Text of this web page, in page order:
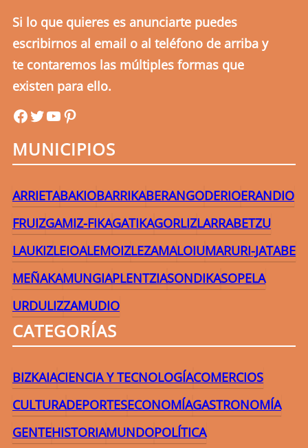
Si lo que quieres es anunciarte puedes
escribirnos al email o al teléfono de arriba y
te contaremos las múltiples formas que
existen para ello.
uribefmuribefmYouTube Pinterest
MUNICIPIOS
ARRIETABAKIOBARRIKABERANGODERIOERANDIO
FRUIZGAMIZ-FIKAGATIKAGORLIZLARRABETZU
LAUKIZLEIOALEMOIZLEZAMALOIUMARURI-JATABE
MEÑAKAMUNGIAPLENTZIASONDIKASOPELA
URDULIZZAMUDIO
CATEGORÍAS
BIZKAIACIENCIA Y TECNOLOGÍACOMERCIOS
CULTURADEPORTESECONOMÍAGASTRONOMÍA
GENTEHISTORIAMUNDOPOLÍTICA